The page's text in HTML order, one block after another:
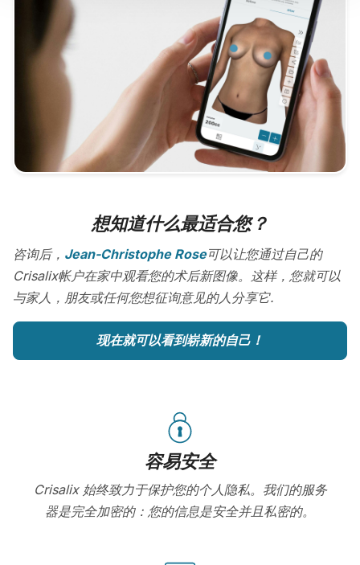
想知道什么最适合您？
咨询后， Jean-Christophe Rose可以让您通过自己的
Crisalix帐户在家中观看您的术后新图像。这样，您就可以
与家人，朋友或任何您想征询意见的人分享它.
现在就可以看到崭新的自己！
容易安全
Crisalix 始终致力于保护您的个人隐私。我们的服务
器是完全加密的：您的信息是安全并且私密的。